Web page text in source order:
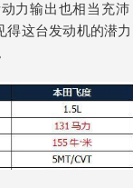
力输出也相当充
得这台发动机的潜